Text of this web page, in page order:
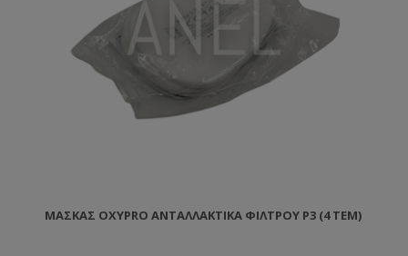
ΜΆΣΚΑΣ OXYPRO ΑΝΤΑΛΛΑΚΤΙΚΆ ΦΊΛΤΡΟΥ P3 (4 ΤΕΜ)